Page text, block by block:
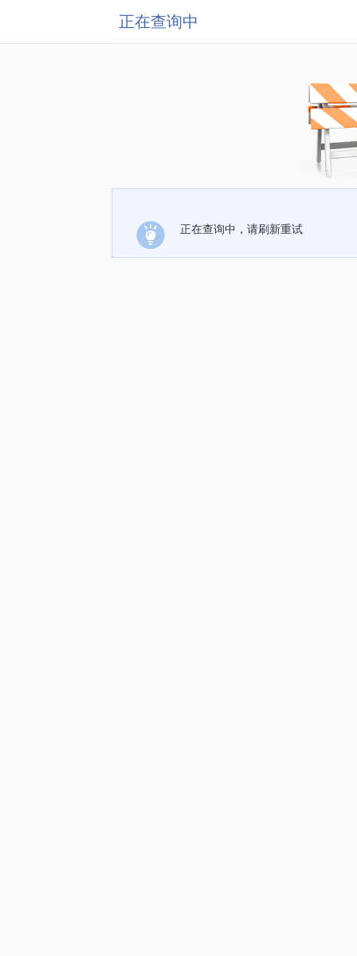
正在查询中
正在查询中，请刷新重试